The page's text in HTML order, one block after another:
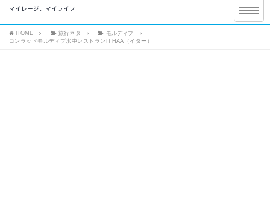
マイレージ、マイライフ
HOME 旅行ネタ
モルディブ
コンラッドモルディブ水中レストランITHAA（イター）